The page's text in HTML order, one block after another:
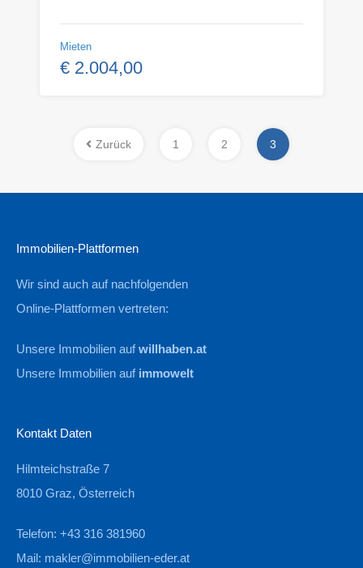
Mieten
€ 2.004,00
Zurück 1 2 3
Immobilien-Plattformen
Wir sind auch auf nachfolgenden
Online-Plattformen vertreten:
Unsere Immobilien aufwillhaben.at
Unsere Immobilien auf immowelt
Kontakt Daten
Hilmteichstraße 7
8010 Graz, Österreich
Telefon: +43 316 381960
Mail: makler@immobilien-eder.at